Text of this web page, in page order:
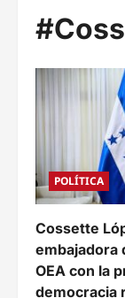
POLÍTICA
Cossette
embajadora
OEA con la
democracia